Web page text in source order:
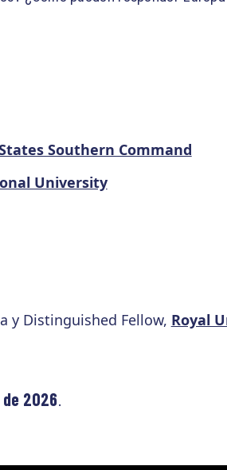
Southern Command
University
y Distinguished Fellow, Royal
2026